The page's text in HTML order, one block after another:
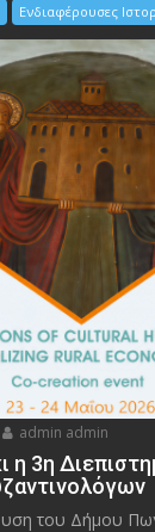
Ενδιαφέρουσες
admin admin
η 3η
του Δήμου